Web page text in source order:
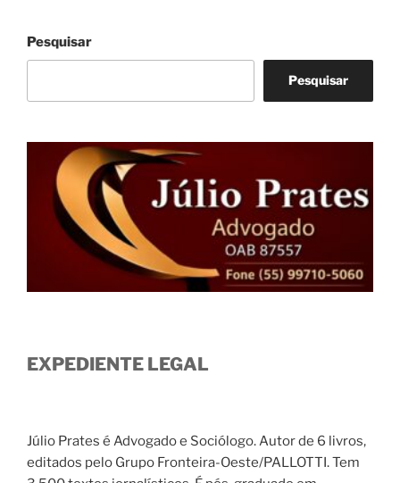
Pesquisar
Pesquisar
EXPEDIENTE LEGAL
Júlio Prates é Advogado e Sociólogo. Autor de 6 livros,
editados pelo Grupo Fronteira-Oeste/PALLOTTI. Tem